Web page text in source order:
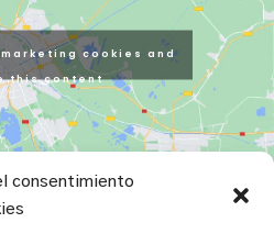
consentimiento
cookies and
this content